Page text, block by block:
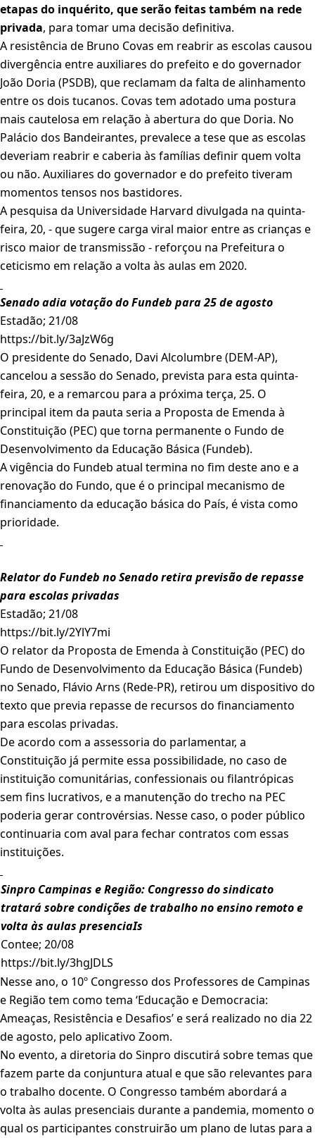
etapas do inquérito, que serão feitas também na rede
privada, para tomar uma decisão definitiva.
A resistência de Bruno Covas em reabrir as escolas causou
divergência entre auxiliares do prefeito e do governador
João Doria (PSDB), que reclamam da falta de alinhamento
entre os dois tucanos. Covas tem adotado uma postura
mais cautelosa em relação à abertura do que Doria. No
Palácio dos Bandeirantes, prevalece a tese que as escolas
deveriam reabrir e caberia às famílias definir quem volta
ou não. Auxiliares do governador e do prefeito tiveram
momentos tensos nos bastidores.
A pesquisa da Universidade Harvard divulgada na quinta-
feira, 20, - que sugere carga viral maior entre as crianças e
risco maior de transmissão - reforçou na Prefeitura o
ceticismo em relação a volta às aulas em 2020.
Senado adia votação do Fundeb para 25 de agosto
Estadão; 21/08
https://bit.ly/3aJzW6g
O presidente do Senado, Davi Alcolumbre (DEM-AP),
cancelou a sessão do Senado, prevista para esta quinta-
feira, 20, e a remarcou para a próxima terça, 25. O
principal item da pauta seria a Proposta de Emenda à
Constituição (PEC) que torna permanente o Fundo de
Desenvolvimento da Educação Básica (Fundeb).
A vigência do Fundeb atual termina no fim deste ano e a
renovação do Fundo, que é o principal mecanismo de
financiamento da educação básica do País, é vista como
prioridade.
Relator do Fundeb no Senado retira previsão de repasse
para escolas privadas
Estadão; 21/08
https://bit.ly/2YlY7mi
O relator da Proposta de Emenda à Constituição (PEC) do
Fundo de Desenvolvimento da Educação Básica (Fundeb)
no Senado, Flávio Arns (Rede-PR), retirou um dispositivo do
texto que previa repasse de recursos do financiamento
para escolas privadas.
De acordo com a assessoria do parlamentar, a
Constituição já permite essa possibilidade, no caso de
instituição comunitárias, confessionais ou filantrópicas
sem fins lucrativos, e a manutenção do trecho na PEC
poderia gerar controvérsias. Nesse caso, o poder público
continuaria com aval para fechar contratos com essas
instituições.
Sinpro Campinas e Região: Congresso do sindicato
tratará sobre condições de trabalho no ensino remoto e
volta às aulas presenciaIs
Contee; 20/08
https://bit.ly/3hgJDLS
Nesse ano, o 10º Congresso dos Professores de Campinas
e Região tem como tema ‘Educação e Democracia:
Ameaças, Resistência e Desafios’ e será realizado no dia 22
de agosto, pelo aplicativo Zoom.
No evento, a diretoria do Sinpro discutirá sobre temas que
fazem parte da conjuntura atual e que são relevantes para
o trabalho docente. O Congresso também abordará a
volta às aulas presenciais durante a pandemia, momento o
qual os participantes construirão um plano de lutas para a